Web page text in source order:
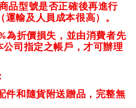
品型號是否正確後再進行
輸及人員成本很高）。
為折價損失，並由消費者先
公司指定之帳戶，才可辦理
件和隨貨附送贈品，完整無